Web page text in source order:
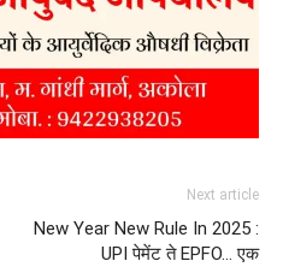
Next article
New Year New Rule In 2025 :
UPI पेमेंट ते EPFO… एक